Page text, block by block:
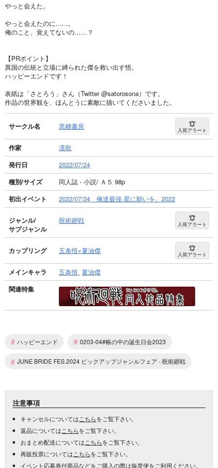
やっと会えた。
やっと会えたのに……。
俺のこと、覚えてないの……？
【PRポイント】
異国の伝統と立場に縛られた傑を救い出す悟。
ハッピーエンドです！
表紙は「さとろう」さん（Twitter @satorosona）です。
作品の世界観を、ほんとうに素敵に描いてくださいました。
サークル名 黒糖書房 入荷アラート
作家
凛歌
発行日
2022/07/24
種別/サイズ
同人誌 - 小説/ Ａ５ 98p
初出イベント
2022/07/24 俺達最強 星に願いを。2022
ジャンル/
サブジャンル
呪術廻戦 入荷アラート
カップリング 五条悟×夏油傑 入荷アラート
メインキャラ 五条悟 夏油傑
関連特集
# ハッピーエンド # 0203-04#帳の中の誕生日会2023
# JUNE BRIDE FES.2024 ピックアップジャンルフェア - 呪術廻戦
注意事項
キャンセルについては こちらをご覧下さい。
返品については こちらをご覧下さい。
おまとめ配送については こちらをご覧下さい。
再販投票については こちらをご覧下さい。
イベント応募券付商品などをご購入の際は毎度便をご利用ください。